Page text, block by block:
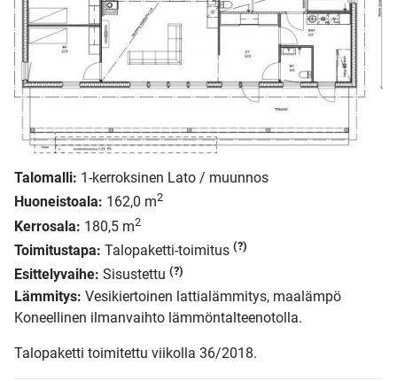
Talomalli: 1-kerroksinen Lato / muunnos
Huoneistoala: 162,0 m2
Kerrosala: 180,5 m2
Toimitustapa: Talopaketti-toimitus (?)
Esittelyvaihe: Sisustettu (?)
Lämmitys: Vesikiertoinen lattialämmitys, maalämpö
Koneellinen ilmanvaihto lämmöntalteenotolla.
Talopaketti toimitettu viikolla 36/2018.